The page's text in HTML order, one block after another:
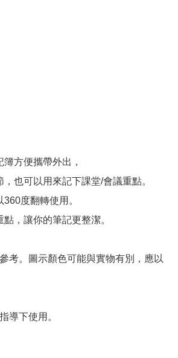
方便攜帶外出，
也可以用來記下課堂/會議重點。
度翻轉使用。
，讓你的筆記更整潔。
考。圖示顏色可能與實物有別，應以
導下使用。